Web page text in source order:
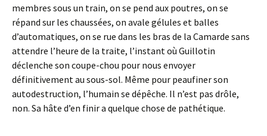
membres sous un train, on se pend aux poutres, on se
répand sur les chaussées, on avale gélules et balles
d’automatiques, on se rue dans les bras de la Camarde sans
attendre l’heure de la traite, l’instant où Guillotin
déclenche son coupe-chou pour nous envoyer
définitivement au sous-sol. Même pour peaufiner son
autodestruction, l’humain se dépêche. Il n’est pas drôle,
non. Sa hâte d’en finir a quelque chose de pathétique.